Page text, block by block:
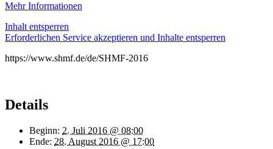
Mehr Informationen
Inhalt entsperren
Erforderlichen Service akzeptieren und Inhalte entsperren
https://www.shmf.de/de/SHMF-2016
Details
Beginn: 2. Juli 2016 @ 08:00
Ende: 28. August 2016 @ 17:00